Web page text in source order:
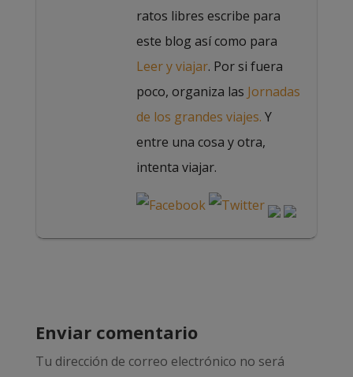
ratos libres escribe para
este blog así como para
Leer y viajar. Por si fuera
poco, organiza las Jornadas
de los grandes viajes. Y
entre una cosa y otra,
intenta viajar.
Enviar comentario
Tu dirección de correo electrónico no será